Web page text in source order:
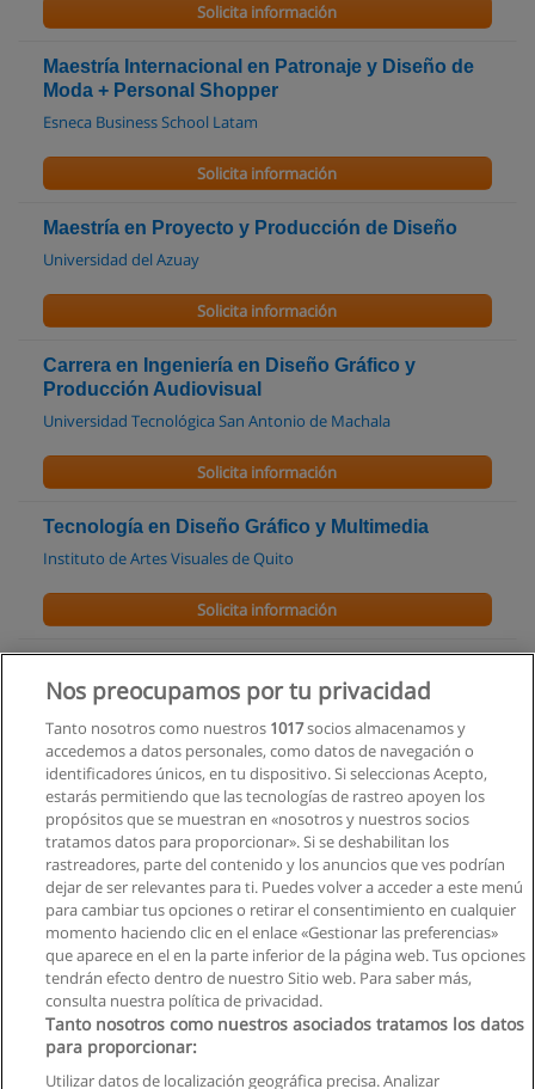
Solicita información
Maestría Internacional en Patronaje y Diseño de
Moda + Personal Shopper
Esneca Business School Latam
Solicita información
Maestría en Proyecto y Producción de Diseño
Universidad del Azuay
Solicita información
Carrera en Ingeniería en Diseño Gráfico y
Producción Audiovisual
Universidad Tecnológica San Antonio de Machala
Solicita información
Tecnología en Diseño Gráfico y Multimedia
Instituto de Artes Visuales de Quito
Solicita información
L.E.X.A - Tecnológico Latinoamericano de Expresiones
Artísticas.
Solicita información
Carrera de Diseño
Pontificia Universidad Católica del Ecuador Sede Santo
Domingo
Solicita información
Nos preocupamos por tu privacidad
Tanto nosotros como nuestros 1017socios almacenamos y
accedemos a datos personales, como datos de navegación o
identificadores únicos, en tu dispositivo. Si seleccionas Acepto,
estarás permitiendo que las tecnologías de rastreo apoyen los
propósitos que se muestran en «nosotros y nuestros socios
tratamos datos para proporcionar». Si se deshabilitan los
rastreadores, parte del contenido y los anuncios que ves podrían
dejar de ser relevantes para ti. Puedes volver a acceder a este menú
para cambiar tus opciones o retirar el consentimiento en cualquier
momento haciendo clic en el enlace «Gestionar las preferencias»
que aparece en el en la parte inferior de la página web. Tus opciones
tendrán efecto dentro de nuestro Sitio web. Para saber más,
consulta nuestra política de privacidad.
Tanto nosotros como nuestros asociados tratamos los datos
para proporcionar:
Utilizar datos de localización geográfica precisa. Analizar